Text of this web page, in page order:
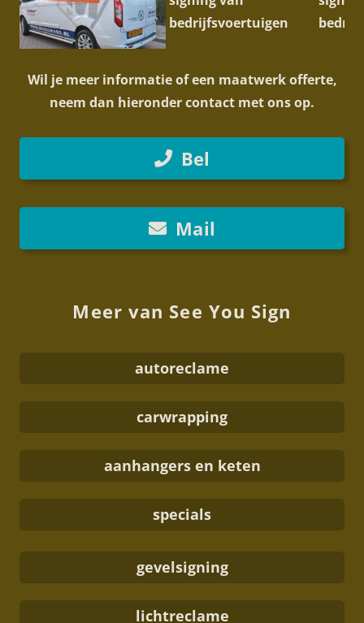
Wil je meer informatie of een maatwerk offerte,
neem dan hieronder contact met ons op.
Bel
Mail
Meer van See You Sign
autoreclame
carwrapping
aanhangers en keten
specials
gevelsigning
lichtreclame